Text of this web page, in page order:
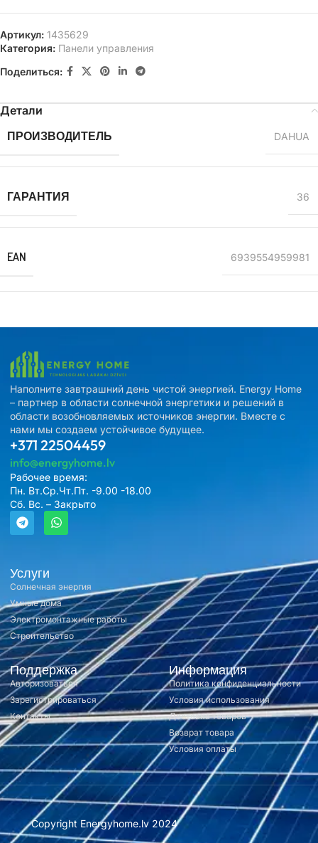
Артикул: 1435629
Категория: Панели управления
Поделиться:
Детали
ПРОИЗВОДИТЕЛЬ
DAHUA
ГАРАНТИЯ 36
EAN 6939554959981
Услуги
Солнечная энергия
Умные дома
Электромонтажные работы
Строительство
Поддержка
Авторизоваться
Зарегистрироваться
Контакты
Информация
Политика конфиденциальности
Условия использования
Доставка товаров
Возврат товара
Условия оплаты
Наполните завтрашний день чистой энергией. Energy Home
– партнер в области солнечной энергетики и решений в
области возобновляемых источников энергии. Вместе с
нами мы создаем устойчивое будущее.
+371 22504459
info@energyhome.lv
Рабочее время:
Пн. Вт.Ср.Чт.Пт. -9.00 -18.00
Сб. Вс. – Закрыто
Copyright Energyhome.lv 2024